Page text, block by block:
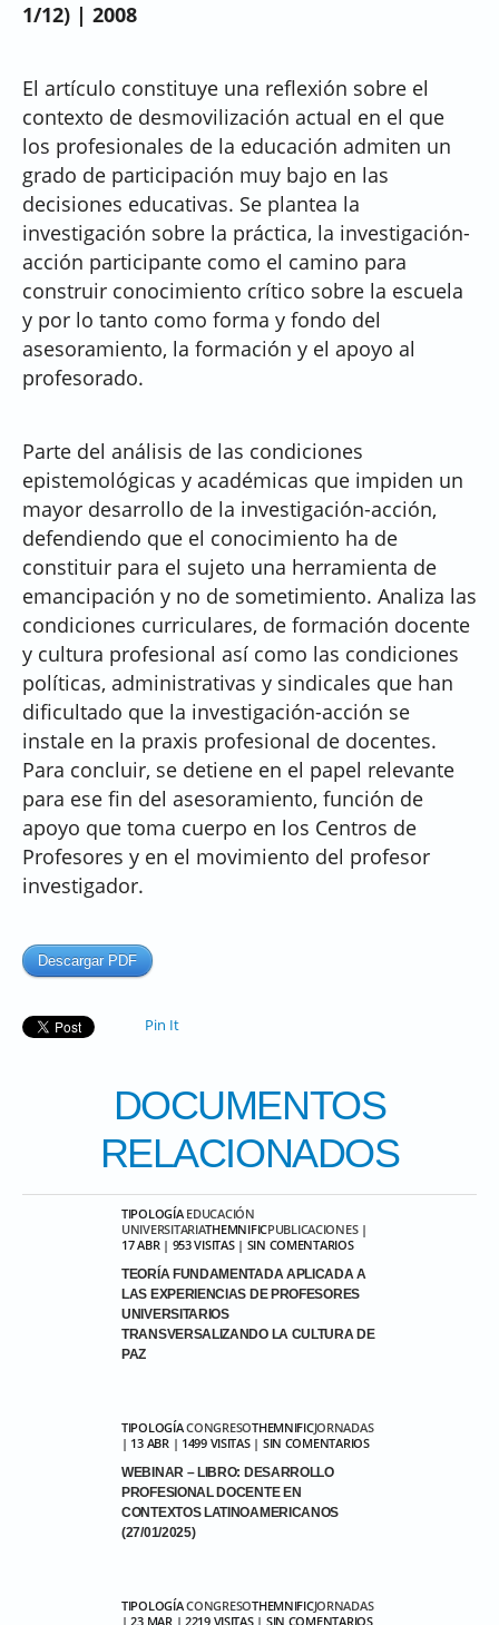
1/12) | 2008
El artículo constituye una reflexión sobre el
contexto de desmovilización actual en el que
los profesionales de la educación admiten un
grado de participación muy bajo en las
decisiones educativas. Se plantea la
investigación sobre la práctica, la investigación-
acción participante como el camino para
construir conocimiento crítico sobre la escuela
y por lo tanto como forma y fondo del
asesoramiento, la formación y el apoyo al
profesorado.
Parte del análisis de las condiciones
epistemológicas y académicas que impiden un
mayor desarrollo de la investigación-acción,
defendiendo que el conocimiento ha de
constituir para el sujeto una herramienta de
emancipación y no de sometimiento. Analiza las
condiciones curriculares, de formación docente
y cultura profesional así como las condiciones
políticas, administrativas y sindicales que han
dificultado que la investigación-acción se
instale en la praxis profesional de docentes.
Para concluir, se detiene en el papel relevante
para ese fin del asesoramiento, función de
apoyo que toma cuerpo en los Centros de
Profesores y en el movimiento del profesor
investigador.
Descargar PDF
Pin It
DOCUMENTOS
RELACIONADOS
TIPOLOGÍA EDUCACIÓN
UNIVERSITARIATHEMNIFICPUBLICACIONES|
17 ABR | 953 VISITAS | SIN COMENTARIOS
TEORÍA FUNDAMENTADA APLICADA A
LAS EXPERIENCIAS DE PROFESORES
UNIVERSITARIOS
TRANSVERSALIZANDO LA CULTURA DE
PAZ
TIPOLOGÍACONGRESOTHEMNIFICJORNADAS
| 13 ABR | 1499 VISITAS | SIN COMENTARIOS
WEBINAR – LIBRO: DESARROLLO
PROFESIONAL DOCENTE EN
CONTEXTOS LATINOAMERICANOS
(27/01/2025)
TIPOLOGÍACONGRESOTHEMNIFICJORNADAS
| 23 MAR | 2219 VISITAS | SIN COMENTARIOS